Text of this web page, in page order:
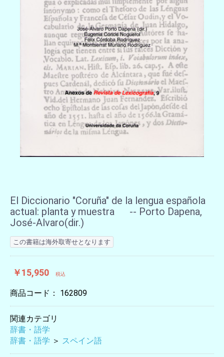
El Diccionario "Coruña" de la lengua española
actual: planta y muestra -- Porto Dapena,
José-Alvaro(dir.)
この書籍は海外取寄せとなります
￥15,950 税込
商品コード： 162809
関連カテゴリ
辞書・語学
辞書・語学 ＞ スペイン語